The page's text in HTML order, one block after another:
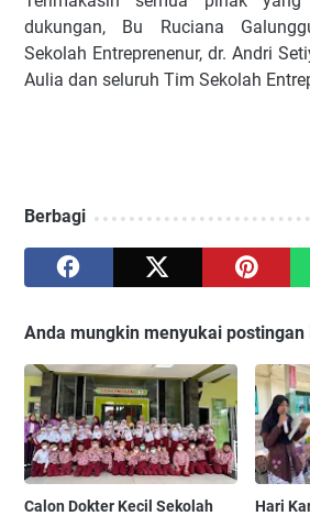
dukungan, Bu Ruciana
Sekolah Entreprenenur, dr. Andri
Aulia dan seluruh Tim Sekolah
Berbagi
Anda mungkin menyukai postingan
Calon Dokter Kecil Sekolah
Hari